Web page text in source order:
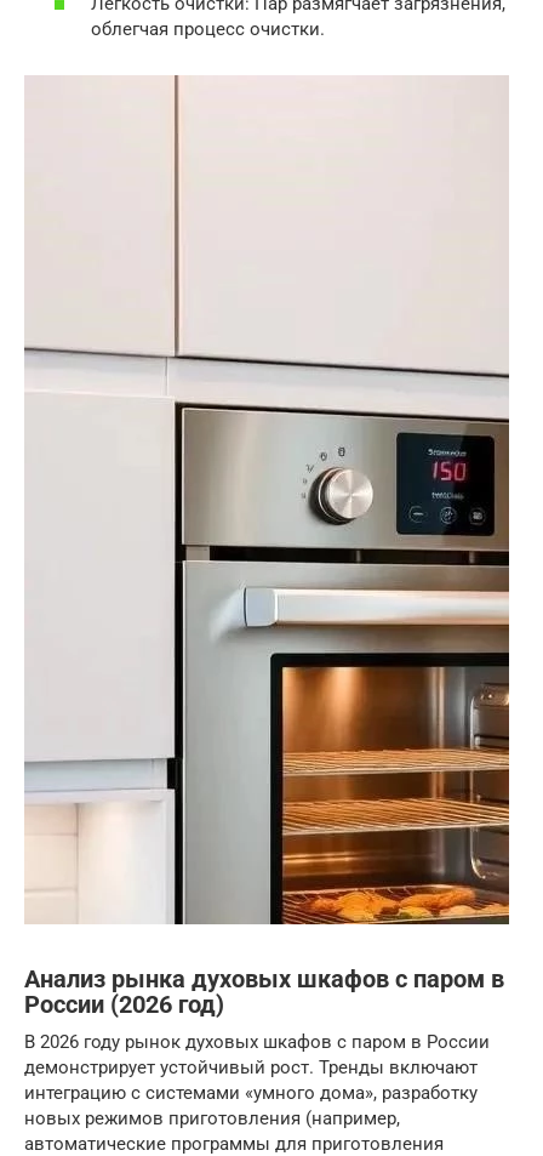
облегчая процесс очистки.
Анализ рынка духовых шкафов с паром в
России (2026 год)
В 2026 году рынок духовых шкафов с паром в России
демонстрирует устойчивый рост. Тренды включают
интеграцию с системами «умного дома», разработку
новых режимов приготовления (например,
автоматические программы для приготовления